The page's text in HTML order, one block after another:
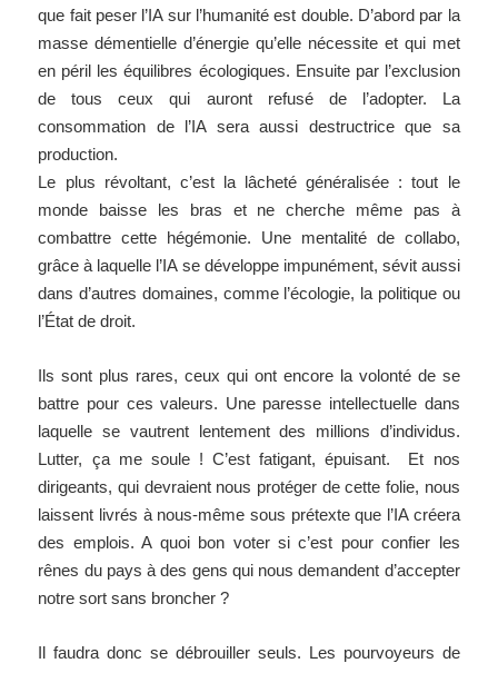
que fait peser l’IA sur l’humanité est double. D’abord par la
masse démentielle d’énergie qu’elle nécessite et qui met
en péril les équilibres écologiques. Ensuite par l’exclusion
de tous ceux qui auront refusé de l’adopter. La
consommation de l’IA sera aussi destructrice que sa
production.
Le plus révoltant, c’est la lâcheté généralisée : tout le
monde baisse les bras et ne cherche même pas à
combattre cette hégémonie. Une mentalité de collabo,
grâce à laquelle l’IA se développe impunément, sévit aussi
dans d’autres domaines, comme l’écologie, la politique ou
l’État de droit.
Ils sont plus rares, ceux qui ont encore la volonté de se
battre pour ces valeurs. Une paresse intellectuelle dans
laquelle se vautrent lentement des millions d’individus.
Lutter, ça me soule ! C’est fatigant, épuisant. Et nos
dirigeants, qui devraient nous protéger de cette folie, nous
laissent livrés à nous-même sous prétexte que l’IA créera
des emplois. A quoi bon voter si c’est pour confier les
rênes du pays à des gens qui nous demandent d’accepter
notre sort sans broncher ?
Il faudra donc se débrouiller seuls. Les pourvoyeurs de